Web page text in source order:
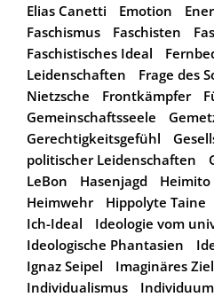
Elias Canetti
Emotion
Faschismus
Faschisten
Faschistisches Ideal
Leidenschaften
Frage des
Nietzsche
Frontkämpfer
Gemeinschaftsseele
Gerechtigkeitsgefühl
politischer Leidenschaften
LeBon
Hasenjagd
Heimito
Heimwehr
Hippolyte Taine
Ich-Ideal
Ideologie vom
Ideologische Phantasien
Ignaz Seipel
Imaginäres Ziel
Individualismus
Individuum